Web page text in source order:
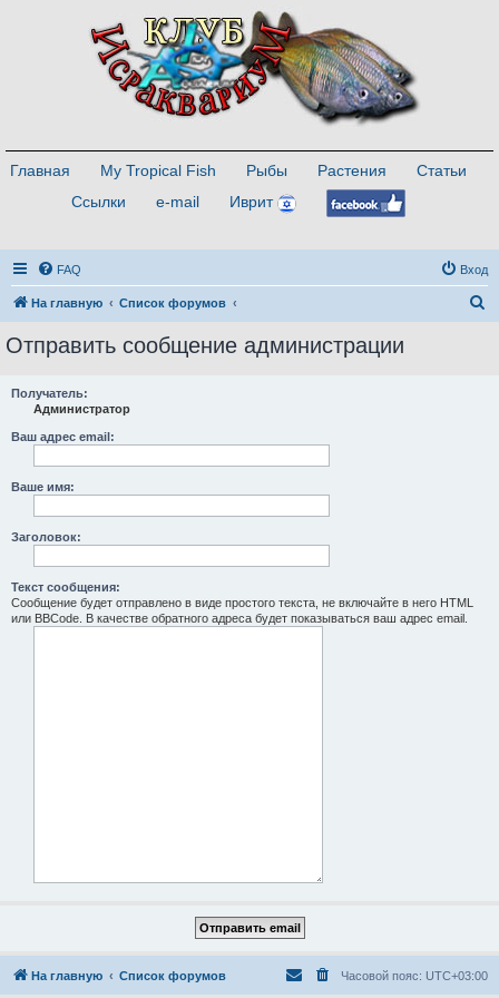
Главная My Tropical Fish Рыбы Растения
Статьи
Ссылки
e-mail Иврит
FAQ Вход
На главную Список форумов
Отправить сообщение администрации
Получатель:
Администратор
Ваш адрес email:
Ваше имя:
Заголовок:
Текст сообщения:
Сообщение будет отправлено в виде простого текста, не включайте в него HTML
или BBCode. В качестве обратного адреса будет показываться ваш адрес email.
На главную Список форумов Часовой пояс: UTC+03:00